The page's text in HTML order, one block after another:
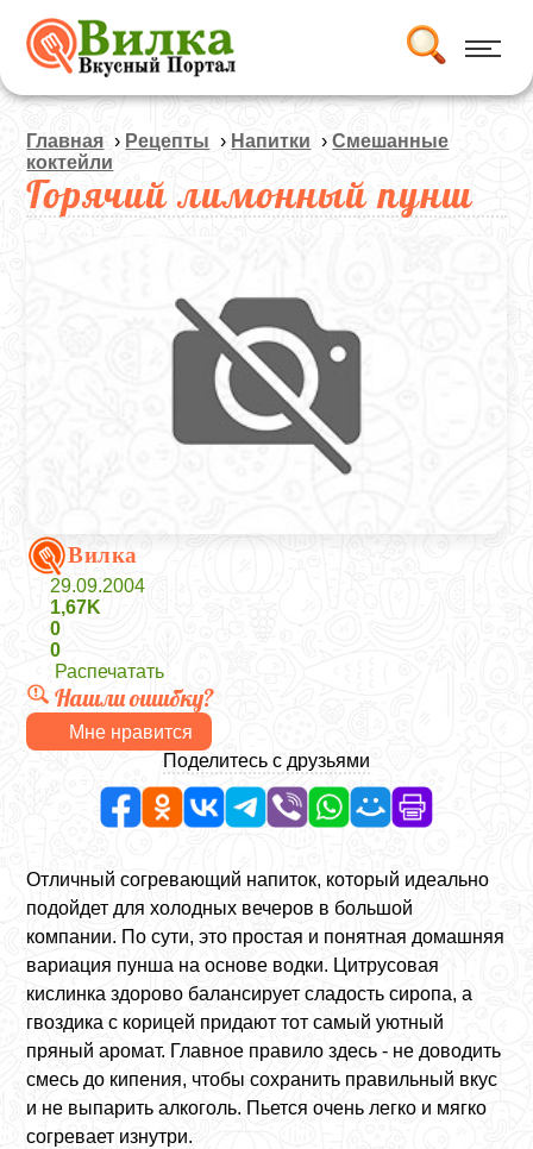
Главная › Рецепты › Напитки ›Смешанные
коктейли
Горячий лимонный пунш
Вилка
29.09.2004
1,67K
0
0
Распечатать
Нашли ошибку?
Мне нравится
Поделитесь с друзьями
Отличный согревающий напиток, который идеально
подойдет для холодных вечеров в большой
компании. По сути, это простая и понятная домашняя
вариация пунша на основе водки. Цитрусовая
кислинка здорово балансирует сладость сиропа, а
гвоздика с корицей придают тот самый уютный
пряный аромат. Главное правило здесь - не доводить
смесь до кипения, чтобы сохранить правильный вкус
и не выпарить алкоголь. Пьется очень легко и мягко
согревает изнутри.